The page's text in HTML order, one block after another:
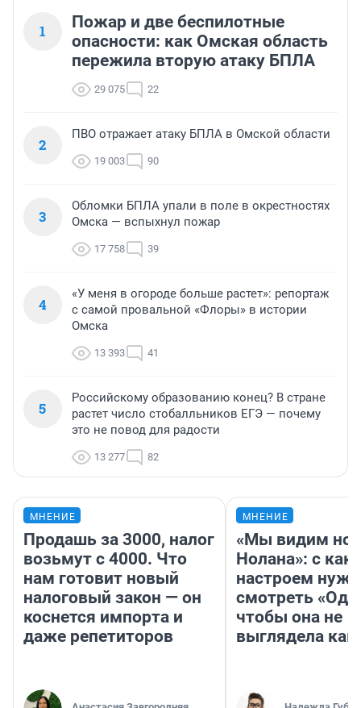
1
Пожар и две беспилотные
опасности: как Омская область
пережила вторую атаку БПЛА
29 075 22
2
ПВО отражает атаку БПЛА в Омской области
19 003 90
3
Обломки БПЛА упали в поле в окрестностях
Омска — вспыхнул пожар
17 758 39
4
«У меня в огороде больше растет»: репортаж
с самой провальной «Флоры» в истории
Омска
13 393 41
5
Российскому образованию конец? В стране
растет число стобалльников ЕГЭ — почему
это не повод для радости
13 277 82
МНЕНИЕ
Продашь за 3000, налог
возьмут с 4000. Что
нам готовит новый
налоговый закон — он
коснется импорта и
даже репетиторов
МНЕНИЕ
«Мы видим
Нолана»: с
настроем
смотреть
чтобы она не
выглядела как